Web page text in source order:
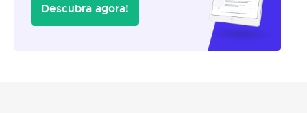
Descubra agora!